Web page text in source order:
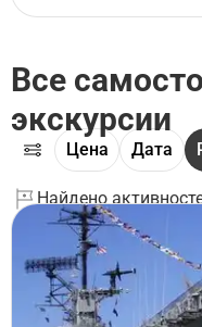
Все
экскурсии
Цена Дата
Найдено